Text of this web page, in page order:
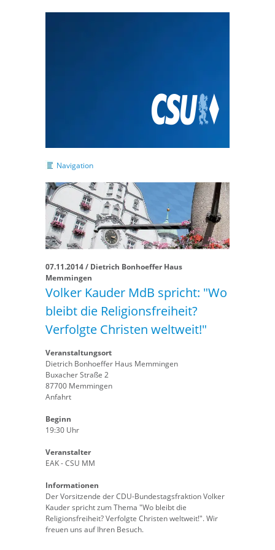
Navigation
07.11.2014 / Dietrich Bonhoeffer Haus
Memmingen
Volker Kauder MdB spricht: "Wo
bleibt die Religionsfreiheit?
Verfolgte Christen weltweit!"
Veranstaltungsort
Dietrich Bonhoeffer Haus Memmingen
Buxacher Straße 2
87700 Memmingen
Anfahrt
Beginn
19:30 Uhr
Veranstalter
EAK - CSU MM
Informationen
Der Vorsitzende der CDU-Bundestagsfraktion Volker
Kauder spricht zum Thema "Wo bleibt die
Religionsfreiheit? Verfolgte Christen weltweit!". Wir
freuen uns auf Ihren Besuch.